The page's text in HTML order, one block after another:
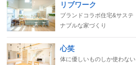
リブワーク
ブランドコラボ住宅&サステ
ナブルな家づくり
心笑
体に優しいものしか使わない